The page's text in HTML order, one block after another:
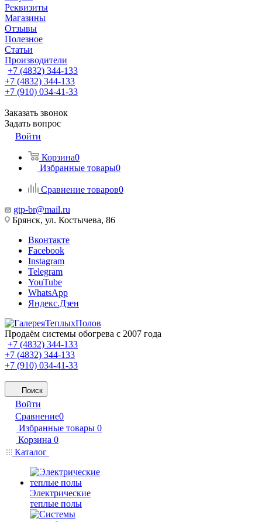
Реквизиты
Магазины
Отзывы
Полезное
Статьи
Производители
+7 (4832) 344-133
+7 (4832) 344-133
+7 (910) 034-41-33
Заказать звонок
Задать вопрос
Войти
Корзина0
Избранные товары0
Сравнение товаров0
gtp-br@mail.ru
Брянск, ул. Костычева, 86
Вконтакте
Facebook
Instagram
Telegram
YouTube
WhatsApp
Яндекс.Дзен
Продаём системы обогрева с 2007 года
+7 (4832) 344-133
+7 (4832) 344-133
+7 (910) 034-41-33
Поиск
Войти
Сравнение0
Избранные товары 0
Корзина 0
Каталог
Электрические
теплые полы